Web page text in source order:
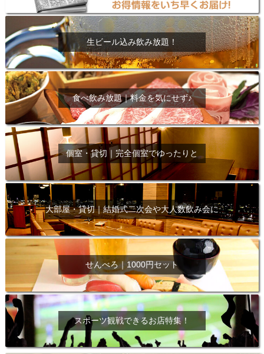
生ビール込み飲み放題！
食べ飲み放題｜料金を気にせず♪
個室・貸切｜完全個室でゆったりと
大部屋・貸切｜結婚式二次会や大人数飲み会に
せんべろ｜1000円セット
スポーツ観戦できるお店特集！